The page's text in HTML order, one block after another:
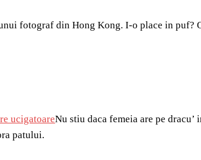
fotograf din Hong Kong. I-o place in puf?
Nu stiu daca femeia are pe dracu’
patului.